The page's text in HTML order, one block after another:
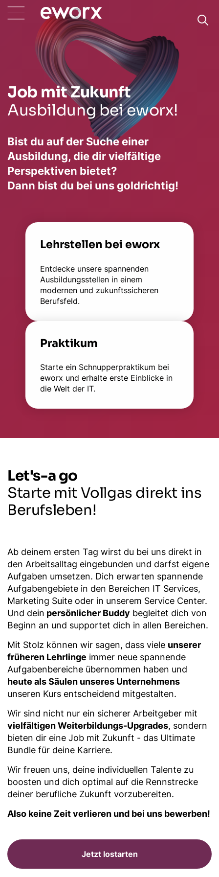
Job mit Zukunft
Ausbildung bei eworx!
Bist du auf der Suche einer
Ausbildung, die dir vielfältige
Perspektiven bietet?
Dann bist du bei uns goldrichtig!
Lehrstellen bei eworx
Entdecke unsere spannenden
Ausbildungsstellen in einem
modernen und zukunftssicheren
Berufsfeld.
Praktikum
Starte ein Schnupperpraktikum bei
eworx und erhalte erste Einblicke in
die Welt der IT.
Let's-a go
Starte mit Vollgas direkt ins
Berufsleben!
Ab deinem ersten Tag wirst du bei uns direkt in
den Arbeitsalltag eingebunden und darfst eigene
Aufgaben umsetzen. Dich erwarten spannende
Aufgabengebiete in den Bereichen IT Services,
Marketing Suite oder in unserem Service Center.
Und dein persönlicher Buddy begleitet dich von
Beginn an und supportet dich in allen Bereichen.
Mit Stolz können wir sagen, dass viele unserer
früheren Lehrlinge immer neue spannende
Aufgabenbereiche übernommen haben und
heute als Säulen unseres Unternehmens
unseren Kurs entscheidend mitgestalten.
Wir sind nicht nur ein sicherer Arbeitgeber mit
vielfältigen Weiterbildungs-Upgrades, sondern
bieten dir eine Job mit Zukunft - das Ultimate
Bundle für deine Karriere.
Wir freuen uns, deine individuellen Talente zu
boosten und dich optimal auf die Rennstrecke
deiner berufliche Zukunft vorzubereiten.
Also keine Zeit verlieren und bei uns bewerben!
Jetzt lostarten